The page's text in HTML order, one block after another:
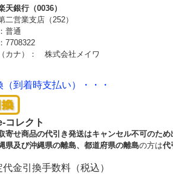
天銀行（0036）
二営業支店（252）
普通
7708322
カナ）： 株式会社メイワ
（到着時支払い）・・・
コレクト
寄せ商品の代引き発送はキャンセル不可のため
県及び沖縄県の離島、都道府県の離島の方は代
金引換手数料（税込）